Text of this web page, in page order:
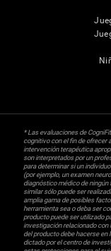
* Las evaluaciones de
cognitivo con el fin de ofrecer
intervención terapéutica
son interpretados por un
para determinar si un
(por ejemplo, un examen
diagnóstico médico de
similar sólo puede ser
amplia gama de posibles
herramienta sea o deba ser
producto puede ser utilizado
investigación relacionado con
del producto debe hacerse
dictado por el centro de